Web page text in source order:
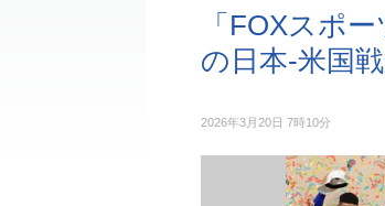
「FOXスポ
の日本-米国
2026年3月20日 7時10分